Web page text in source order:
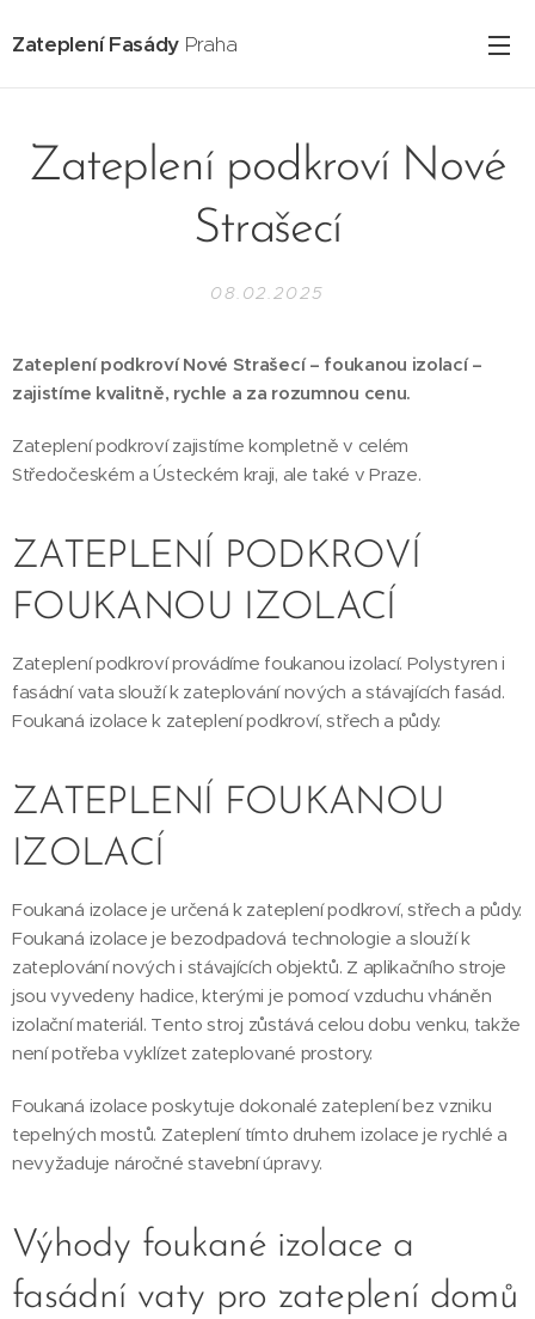
Zateplení Fasády Praha
Zateplení podkroví Nové
Strašecí
08.02.2025
Zateplení podkroví Nové Strašecí – foukanou izolací –
zajistíme kvalitně, rychle a za rozumnou cenu.
Zateplení podkroví zajistíme kompletně v celém
Středočeském a Ústeckém kraji, ale také v Praze.
ZATEPLENÍ PODKROVÍ
FOUKANOU IZOLACÍ
Zateplení podkroví provádíme foukanou izolací. Polystyren i
fasádní vata slouží k zateplování nových a stávajících fasád.
Foukaná izolace k zateplení podkroví, střech a půdy.
ZATEPLENÍ FOUKANOU
IZOLACÍ
Foukaná izolace je určená k zateplení podkroví, střech a půdy.
Foukaná izolace je bezodpadová technologie a slouží k
zateplování nových i stávajících objektů. Z aplikačního stroje
jsou vyvedeny hadice, kterými je pomocí vzduchu vháněn
izolační materiál. Tento stroj zůstává celou dobu venku, takže
není potřeba vyklízet zateplované prostory.
Foukaná izolace poskytuje dokonalé zateplení bez vzniku
tepelných mostů. Zateplení tímto druhem izolace je rychlé a
nevyžaduje náročné stavební úpravy.
Výhody foukané izolace a
fasádní vaty pro zateplení domů